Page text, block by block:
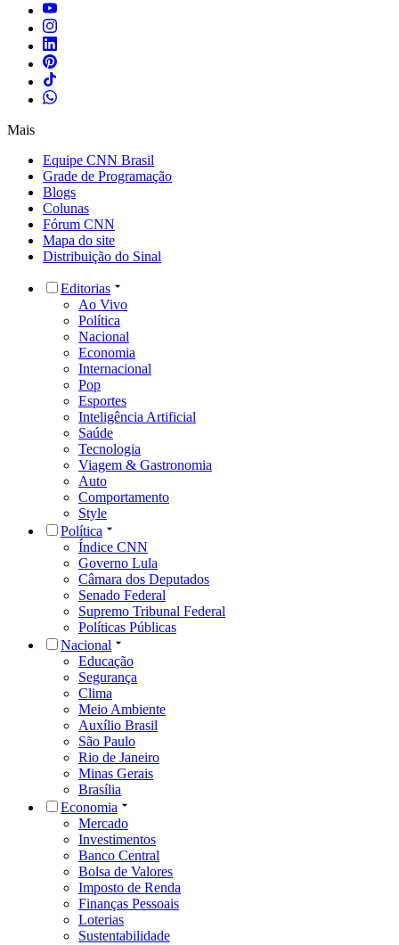
Mais
Equipe CNN Brasil
Grade de Programação
Blogs
Colunas
Fórum CNN
Mapa do site
Distribuição do Sinal
Editorias
Ao Vivo
Política
Nacional
Economia
Internacional
Pop
Esportes
Inteligência Artificial
Saúde
Tecnologia
Viagem & Gastronomia
Auto
Comportamento
Style
Política
Índice CNN
Governo Lula
Câmara dos Deputados
Senado Federal
Supremo Tribunal Federal
Políticas Públicas
Nacional
Educação
Segurança
Clima
Meio Ambiente
Auxílio Brasil
São Paulo
Rio de Janeiro
Minas Gerais
Brasília
Economia
Mercado
Investimentos
Banco Central
Bolsa de Valores
Imposto de Renda
Finanças Pessoais
Loterias
Sustentabilidade